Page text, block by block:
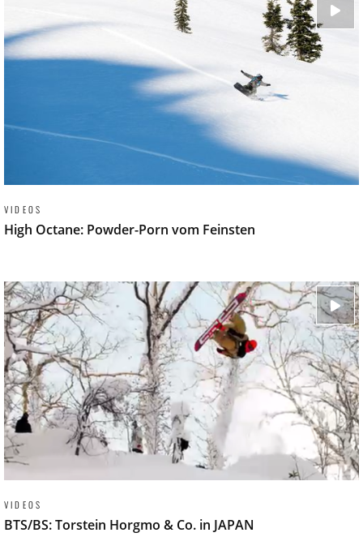
VIDEOS
High Octane: Powder-Porn vom Feinsten
VIDEOS
BTS/BS: Torstein Horgmo & Co. in JAPAN